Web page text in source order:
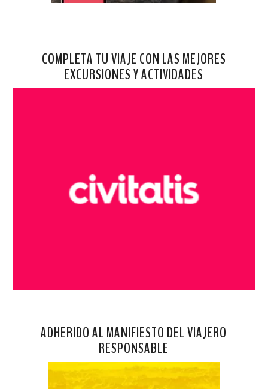
COMPLETA TU VIAJE CON LAS MEJORES
EXCURSIONES Y ACTIVIDADES
ADHERIDO AL MANIFIESTO DEL VIAJERO
RESPONSABLE